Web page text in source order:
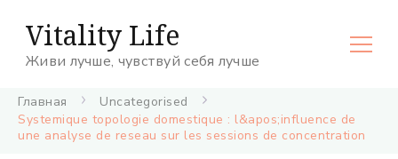
Vitality Life
Живи лучше, чувствуй себя лучше
Главная
Uncategorised
Systemique topologie domestique : l&apos;influence de
une analyse de reseau sur les sessions de concentration